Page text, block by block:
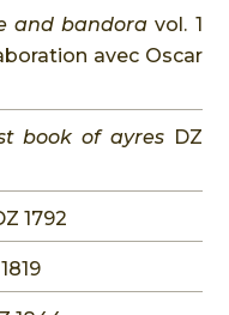
and bandora vol. 1
avec Oscar
book of ayresDZ
1792